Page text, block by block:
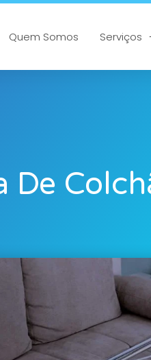
Quem Somos Serviços
De